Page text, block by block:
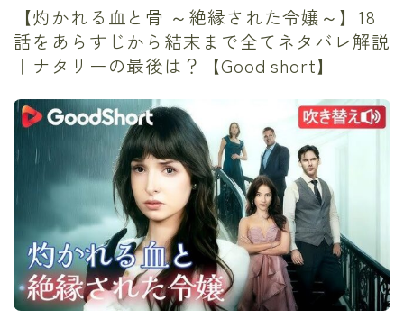
【灼かれる血と骨 ～絶縁された令嬢～】18
話をあらすじから結末まで全てネタバレ解説
｜ナタリーの最後は？【Good short】